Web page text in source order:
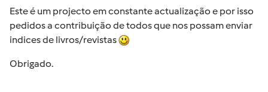
Este é um projecto em constante actualização e por isso
pedidos a contribuição de todos que nos possam enviar
indices de livros/revistas
Obrigado.